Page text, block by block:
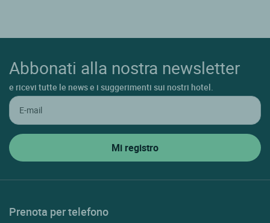
Abbonati alla nostra newsletter
e ricevi tutte le news e i suggerimenti sui nostri hotel.
Prenota per telefono